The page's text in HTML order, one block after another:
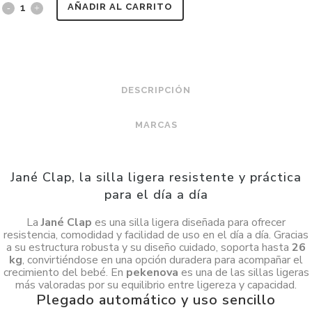
AÑADIR AL CARRITO
DESCRIPCIÓN
MARCAS
Jané Clap, la silla ligera resistente y práctica
para el día a día
LaJané Clap es una silla ligera diseñada para ofrecer
resistencia, comodidad y facilidad de uso en el día a día. Gracias
a su estructura robusta y su diseño cuidado, soporta hasta 26
kg, convirtiéndose en una opción duradera para acompañar el
crecimiento del bebé. En pekenova es una de las sillas ligeras
más valoradas por su equilibrio entre ligereza y capacidad.
Plegado automático y uso sencillo